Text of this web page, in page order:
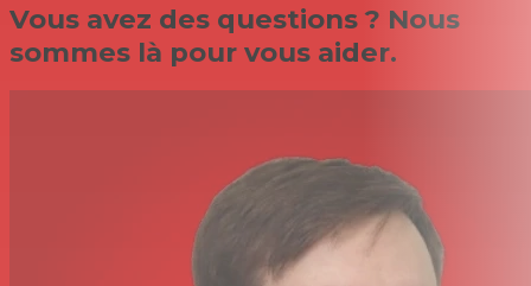
Vous avez des questions ? Nous
sommes là pour vous aider.